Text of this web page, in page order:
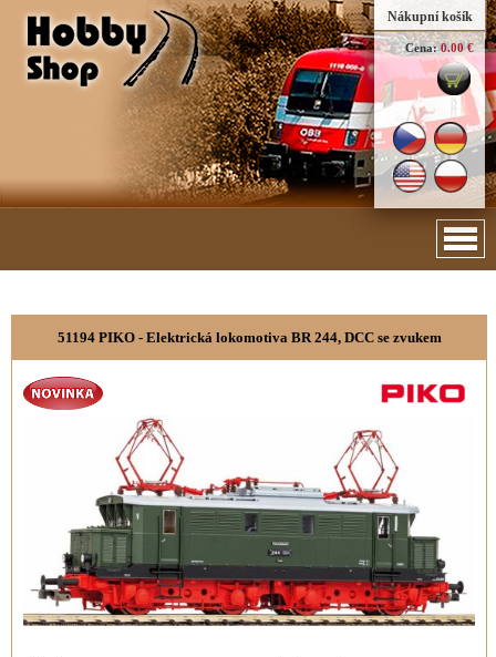
Nákupní košík
Cena: 0.00 €
51194 PIKO - Elektrická lokomotiva BR 244, DCC se zvukem